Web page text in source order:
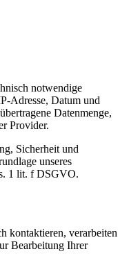
notwendige
Adresse, Datum und
Datenmenge,
Provider.
Sicherheit und
unseres
1 lit. f DSGVO.
kontaktieren, verarbeiten
Bearbeitung Ihrer